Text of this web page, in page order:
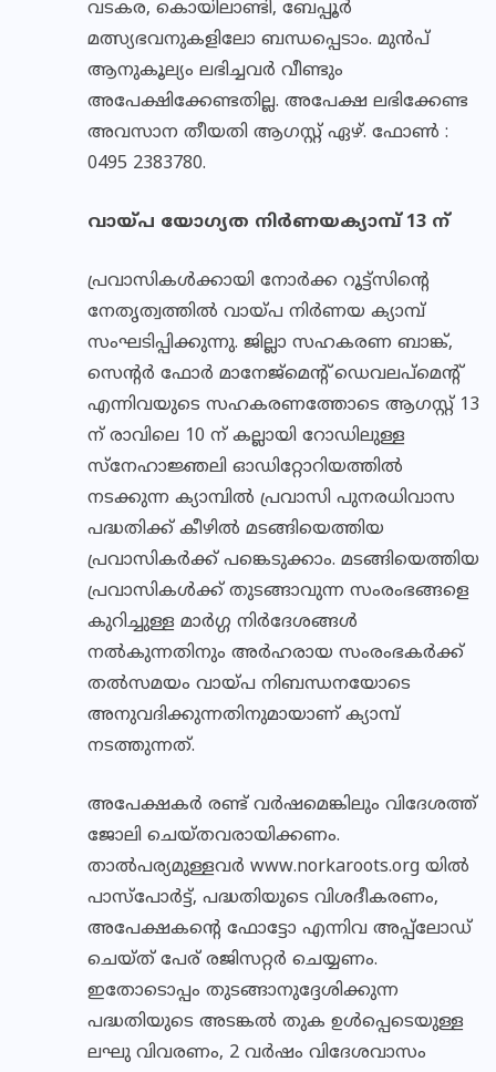
വടകര, കൊയിലാണ്ടി, ബേപ്പൂര്‍
മത്സ്യഭവനുകളിലോ ബന്ധപ്പെടാം. മുന്‍പ്
ആനുകൂല്യം ലഭിച്ചവര്‍ വീണ്ടും
അപേക്ഷിക്കേണ്ടതില്ല. അപേക്ഷ ലഭിക്കേണ്ട
അവസാന തീയതി ആഗസ്റ്റ് ഏഴ്. ഫോണ്‍ :
0495 2383780.
വായ്പ യോഗ്യത നിര്‍ണയക്യാമ്പ് 13 ന്
പ്രവാസികള്‍ക്കായി നോര്‍ക്ക റൂട്ട്സിന്റെ
നേതൃത്വത്തില്‍ വായ്പ നിര്‍ണയ ക്യാമ്പ്
സംഘടിപ്പിക്കുന്നു. ജില്ലാ സഹകരണ ബാങ്ക്,
സെന്റര്‍ ഫോര്‍ മാനേജ്മെന്റ് ഡെവലപ്മെന്റ്
എന്നിവയുടെ സഹകരണത്തോടെ ആഗസ്റ്റ് 13
ന് രാവിലെ 10 ന് കല്ലായി റോഡിലുള്ള
സ്നേഹാജ്ഞലി ഓഡിറ്റോറിയത്തില്‍
നടക്കുന്ന ക്യാമ്പില്‍ പ്രവാസി പുനരധിവാസ
പദ്ധതിക്ക് കീഴില്‍ മടങ്ങിയെത്തിയ
പ്രവാസികര്‍ക്ക് പങ്കെടുക്കാം. മടങ്ങിയെത്തിയ
പ്രവാസികള്‍ക്ക് തുടങ്ങാവുന്ന സംരംഭങ്ങളെ
കുറിച്ചുള്ള മാര്‍ഗ്ഗ നിര്‍ദേശങ്ങള്‍
നല്‍കുന്നതിനും അര്‍ഹരായ സംരംഭകര്‍ക്ക്
തല്‍സമയം വായ്പ നിബന്ധനയോടെ
അനുവദിക്കുന്നതിനുമായാണ് ക്യാമ്പ്
നടത്തുന്നത്.
അപേക്ഷകര്‍ രണ്ട് വര്‍ഷമെങ്കിലും വിദേശത്ത്
ജോലി ചെയ്തവരായിക്കണം.
താല്‍പര്യമുള്ളവര്‍ www.norkaroots.org യില്‍
പാസ്പോര്‍ട്ട്, പദ്ധതിയുടെ വിശദീകരണം,
അപേക്ഷകന്റെ ഫോട്ടോ എന്നിവ അപ്പ്ലോഡ്
ചെയ്ത് പേര് രജിസറ്റര്‍ ചെയ്യണം.
ഇതോടൊപ്പം തുടങ്ങാനുദ്ദേശിക്കുന്ന
പദ്ധതിയുടെ അടങ്കല്‍ തുക ഉള്‍പ്പെടെയുള്ള
ലഘു വിവരണം, 2 വര്‍ഷം വിദേശവാസം